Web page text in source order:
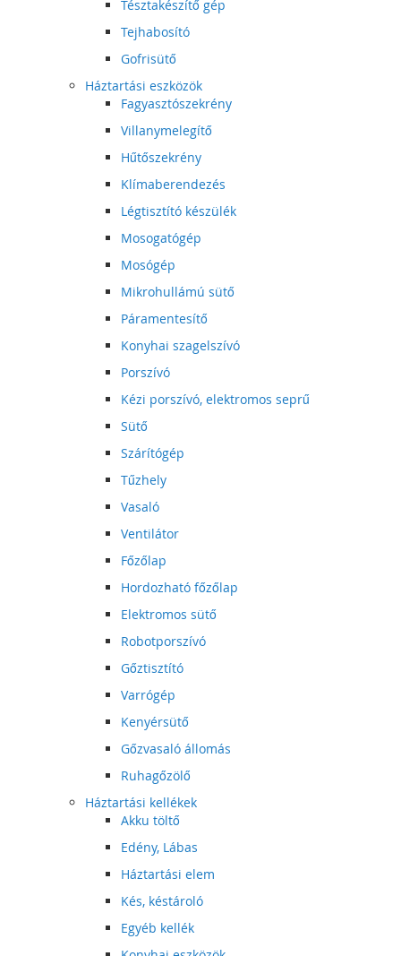
Tésztakészítő gép
Tejhabosító
Gofrisütő
Háztartási eszközök
Fagyasztószekrény
Villanymelegítő
Hűtőszekrény
Klímaberendezés
Légtisztító készülék
Mosogatógép
Mosógép
Mikrohullámú sütő
Páramentesítő
Konyhai szagelszívó
Porszívó
Kézi porszívó, elektromos seprű
Sütő
Szárítógép
Tűzhely
Vasaló
Ventilátor
Főzőlap
Hordozható főzőlap
Elektromos sütő
Robotporszívó
Gőztisztító
Varrógép
Kenyérsütő
Gőzvasaló állomás
Ruhagőzölő
Háztartási kellékek
Akku töltő
Edény, Lábas
Háztartási elem
Kés, késtároló
Egyéb kellék